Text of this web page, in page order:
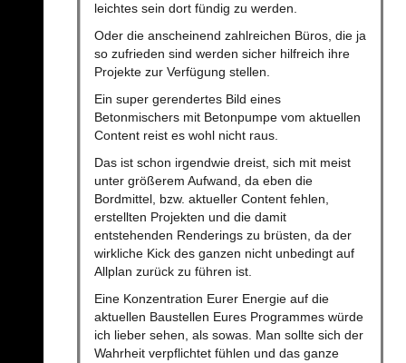
leichtes sein dort fündig zu werden.
Oder die anscheinend zahlreichen Büros, die ja
so zufrieden sind werden sicher hilfreich ihre
Projekte zur Verfügung stellen.
Ein super gerendertes Bild eines
Betonmischers mit Betonpumpe vom aktuellen
Content reist es wohl nicht raus.
Das ist schon irgendwie dreist, sich mit meist
unter größerem Aufwand, da eben die
Bordmittel, bzw. aktueller Content fehlen,
erstellten Projekten und die damit
entstehenden Renderings zu brüsten, da der
wirkliche Kick des ganzen nicht unbedingt auf
Allplan zurück zu führen ist.
Eine Konzentration Eurer Energie auf die
aktuellen Baustellen Eures Programmes würde
ich lieber sehen, als sowas. Man sollte sich der
Wahrheit verpflichtet fühlen und das ganze